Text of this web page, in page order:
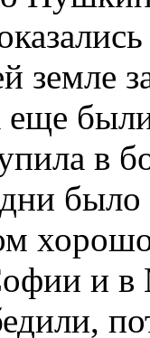
земле
еще
в
и в